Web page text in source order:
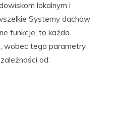
lokalnym i
Systemy dachów
funkcje, to każda
wobec tego parametry
od: